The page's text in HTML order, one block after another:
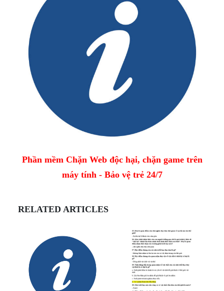
Phần mềm Chặn Web độc hại, chặn game trên
máy tính - Bảo vệ trẻ 24/7
RELATED ARTICLES